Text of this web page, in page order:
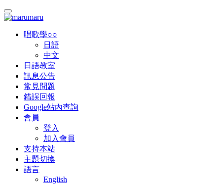
唱歌學○○
日語
中文
日語教室
訊息公告
常見問題
錯誤回報
Google站內查詢
會員
登入
加入會員
支持本站
主題切換
語言
English